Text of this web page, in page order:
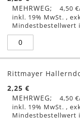
MEHRWEG
4,50 €
inkl. 19% MwSt. ,
Mindestbestellwert
Rittmayer
2,25 €
MEHRWEG
4,50 €
inkl. 19% MwSt. ,
Mindestbestellwert